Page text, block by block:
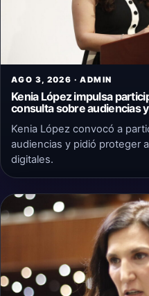
AGO 3, 2026 · ADMIN
Kenia López impulsa
consulta sobre audiencias
Kenia López convocó a
audiencias y pidió proteger
digitales.